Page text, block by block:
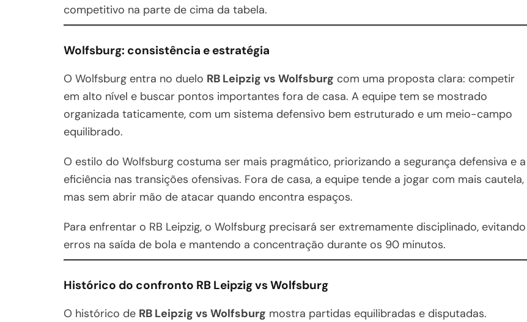
competitivo na parte de cima da tabela.
Wolfsburg: consistência e estratégia
O Wolfsburg entra no duelo RB Leipzig vs Wolfsburg com uma proposta clara: competir
em alto nível e buscar pontos importantes fora de casa. A equipe tem se mostrado
organizada taticamente, com um sistema defensivo bem estruturado e um meio-campo
equilibrado.
O estilo do Wolfsburg costuma ser mais pragmático, priorizando a segurança defensiva e a
eficiência nas transições ofensivas. Fora de casa, a equipe tende a jogar com mais cautela,
mas sem abrir mão de atacar quando encontra espaços.
Para enfrentar o RB Leipzig, o Wolfsburg precisará ser extremamente disciplinado, evitando
erros na saída de bola e mantendo a concentração durante os 90 minutos.
Histórico do confronto RB Leipzig vs Wolfsburg
O histórico de RB Leipzig vs Wolfsburg mostra partidas equilibradas e disputadas.